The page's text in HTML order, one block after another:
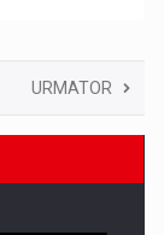
URMATOR